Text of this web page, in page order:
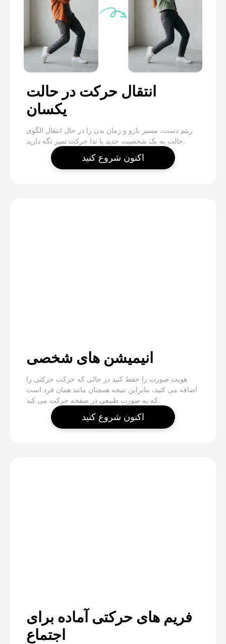
انتقال حرکت در حالت
یکسان
ریتم دست، مسیر بازو و زمان بدن را در حال انتقال الگوی
حالت به یک شخصیت جدید با تدا حرکت تمیز نگه دارید.
اکنون شروع کنید
انیمیشن های شخصی
هویت صورت را حفظ کنید در حالی که حرکت حرکتی را
اضافه می کنید، بنابراین نتیجه همچنان مانند همان فرد است
که به صورت طبیعی در صفحه حرکت می کند.
اکنون شروع کنید
فریم های حرکتی آماده برای
اجتماع